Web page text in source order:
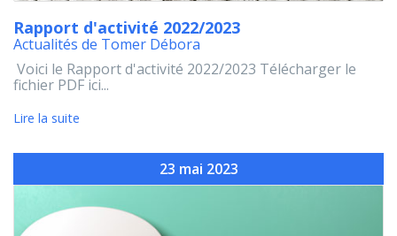
Rapport d'activité 2022/2023
Actualités de Tomer Débora
Voici le Rapport d'activité 2022/2023 Télécharger le
fichier PDF ici...
Lire la suite
23 mai 2023